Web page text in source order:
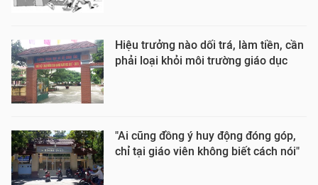
Hiệu trưởng nào dối trá, làm tiền, cần
phải loại khỏi môi trường giáo dục
"Ai cũng đồng ý huy động đóng góp,
chỉ tại giáo viên không biết cách nói"